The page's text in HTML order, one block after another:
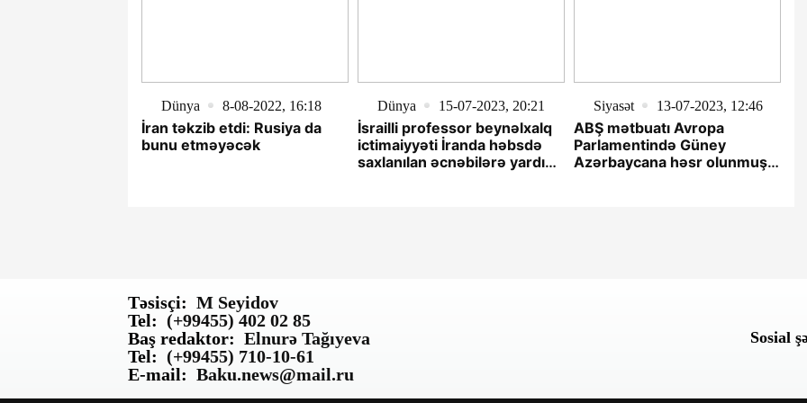
Dünya 8-08-2022, 16:18
İran təkzib etdi: Rusiya da
bunu etməyəcək
Dünya 15-07-2023, 20:21
İsrailli professor beynəlxalq
ictimaiyyəti İranda həbsdə
saxlanılan əcnəbilərə yardım
Siyasət 13-07-2023, 12:46
ABŞ mətbuatı Avropa
Parlamentində Güney
Azərbaycana həsr olunmuş
Təsisçi: M Seyidov
Tel: (+99455) 402 02 85
Baş redaktor: Elnurə Tağıyeva
Tel: (+99455) 710-10-61
E-mail: Baku.news@mail.ru
Sosial